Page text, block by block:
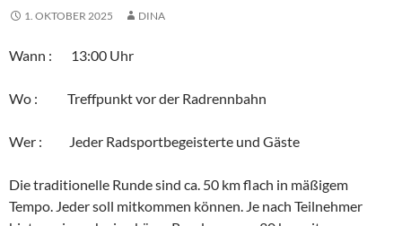
1. OKTOBER 2025 DINA
Wann : 13:00 Uhr
Wo : Treffpunkt vor der Radrennbahn
Wer : Jeder Radsportbegeisterte und Gäste
Die traditionelle Runde sind ca. 50 km flach in mäßigem
Tempo. Jeder soll mitkommen können. Je nach Teilnehmer